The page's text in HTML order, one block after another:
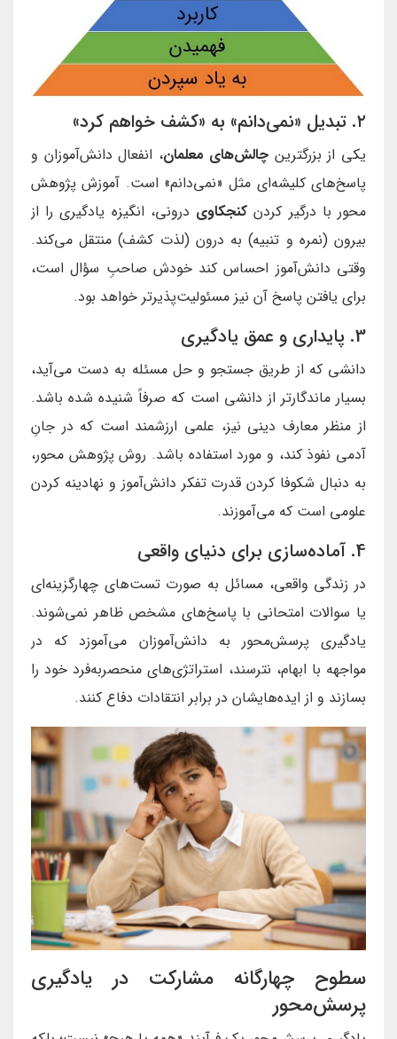
۲. تبدیل «نمی‌دانم» به «کشف خواهم کرد»
یکی از بزرگترین چالش‌های معلمان، انفعال دانش‌آموزان و
پاسخ‌های کلیشه‌ای مثل «نمی‌دانم» است. آموزش پژوهش
محور با درگیر کردن کنجکاوی درونی، انگیزه یادگیری را از
بیرون (نمره و تنبیه) به درون (لذت کشف) منتقل می‌کند.
وقتی دانش‌آموز احساس کند خودش صاحبِ سؤال است،
برای یافتن پاسخ آن نیز مسئولیت‌پذیرتر خواهد بود.
3. پایداری و عمق یادگیری
دانشی که از طریق جستجو و حل مسئله به دست می‌آید،
بسیار ماندگارتر از دانشی است که صرفاً شنیده شده باشد.
از منظر معارف دینی نیز، علمی ارزشمند است که در جانِ
آدمی نفوذ کند، و مورد استفاده باشد. روش پژوهش محور،
به دنبال شکوفا کردن قدرت تفکر دانش‌آموز و نهادینه کردن
علومی است که می‌آموزند.
4. آماده‌سازی برای دنیای واقعی
در زندگی واقعی، مسائل به صورت تست‌های چهارگزینه‌ای
یا سوالات امتحانی با پاسخ‌های مشخص ظاهر نمی‌شوند.
یادگیری پرسش‌محور به دانش‌آموزان می‌آموزد که در
مواجهه با ابهام، نترسند، استراتژی‌های منحصر‌به‌فرد خود را
بسازند و از ایده‌هایشان در برابر انتقادات دفاع کنند.
سطوح چهارگانه مشارکت در یادگیری
پرسش‌محور